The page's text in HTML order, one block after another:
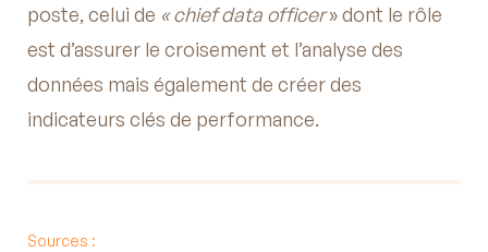
poste, celui de « chief data officer» dont le rôle
est d’assurer le croisement et l’analyse des
données mais également de créer des
indicateurs clés de performance.
Sources :